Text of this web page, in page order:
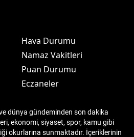
Hava Durumu
Namaz Vakitleri
Puan Durumu
Eczaneler
dünya gündeminden son dakika
ekonomi, siyaset, spor, kamu gibi
okurlarına sunmaktadır. İçeriklerinin